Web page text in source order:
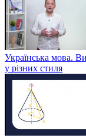
Українська мова.
у різних стиля